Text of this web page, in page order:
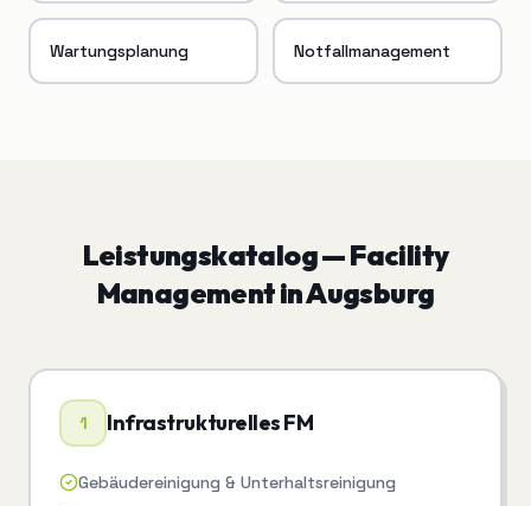
Wartungsplanung Notfallmanagement
Leistungskatalog —Facility
ManagementinAugsburg
1 Infrastrukturelles FM
Gebäudereinigung & Unterhaltsreinigung